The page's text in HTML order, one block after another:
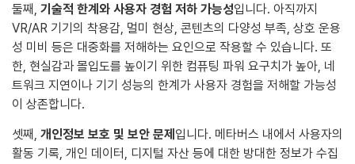
둘째, 기술적 한계와 사용자 경험 저하 가능성입니다. 아직까지
VR/AR 기기의 착용감, 멀미 현상, 콘텐츠의 다양성 부족, 상호 운용
성 미비 등은 대중화를 저해하는 요인으로 작용할 수 있습니다. 또
한, 현실감과 몰입도를 높이기 위한 컴퓨팅 파워 요구치가 높아, 네
트워크 지연이나 기기 성능의 한계가 사용자 경험을 저해할 가능성
이 상존합니다.
셋째, 개인정보 보호 및 보안 문제 입니다. 메타버스 내에서 사용자의
활동 기록, 개인 데이터, 디지털 자산 등에 대한 방대한 정보가 수집